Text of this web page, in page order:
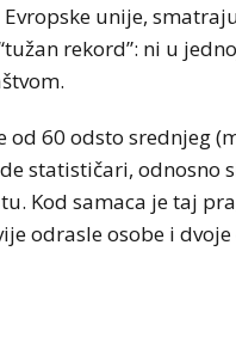
unije,
rekord”: ni u
60 odsto srednjeg
statističari, odnosno
Kod samaca je taj
odrasle osobe i